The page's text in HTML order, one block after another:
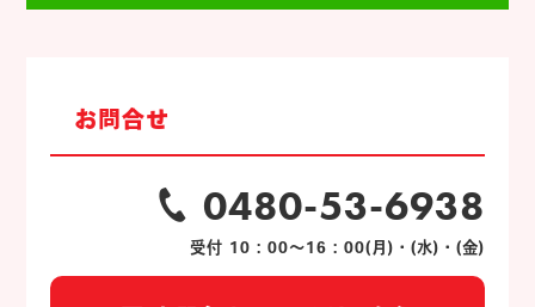
お問合せ
0480-53-6938
受付 10：00～16：00(月)・(水)・(金)